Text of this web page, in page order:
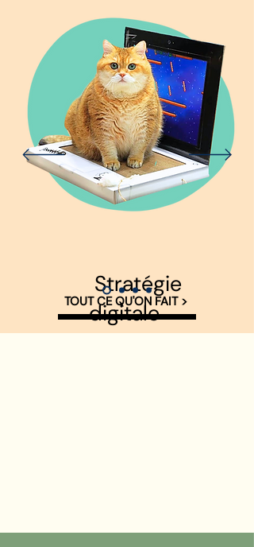
Stratégie
digitale
TOUT CE QU'ON FAIT >